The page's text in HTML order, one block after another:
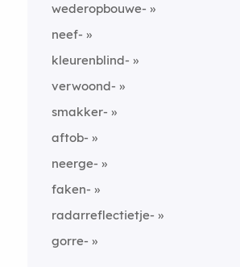
wederopbouwe-
neef-
kleurenblind-
verwoond-
smakker-
aftob-
neerge-
faken-
radarreflectietje-
gorre-